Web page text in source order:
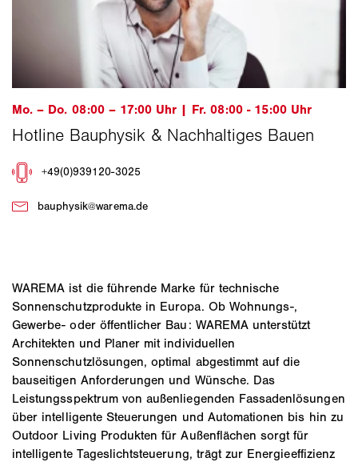
WAREMA ist die führende Marke für technische
Sonnenschutzprodukte in Europa. Ob Wohnungs-,
Gewerbe- oder öffentlicher Bau: WAREMA unterstützt
Architekten und Planer mit individuellen
Sonnenschutzlösungen, optimal abgestimmt auf die
bauseitigen Anforderungen und Wünsche. Das
Leistungsspektrum von außenliegenden Fassadenlösungen
über intelligente Steuerungen und Automationen bis hin zu
Outdoor Living Produkten für Außenflächen sorgt für
intelligente Tageslichtsteuerung, trägt zur Energieeffizienz